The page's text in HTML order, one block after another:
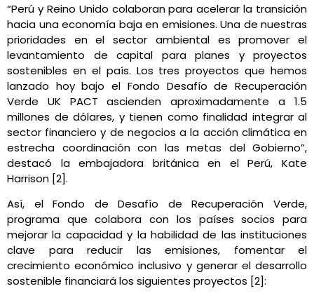
“Perú y Reino Unido colaboran para acelerar la transición
hacia una economía baja en emisiones. Una de nuestras
prioridades en el sector ambiental es promover el
levantamiento de capital para planes y proyectos
sostenibles en el país. Los tres proyectos que hemos
lanzado hoy bajo el Fondo Desafío de Recuperación
Verde UK PACT ascienden aproximadamente a 1.5
millones de dólares, y tienen como finalidad integrar al
sector financiero y de negocios a la acción climática en
estrecha coordinación con las metas del Gobierno”,
destacó la embajadora británica en el Perú, Kate
Harrison [2].
Así, el Fondo de Desafío de Recuperación Verde,
programa que colabora con los países socios para
mejorar la capacidad y la habilidad de las instituciones
clave para reducir las emisiones, fomentar el
crecimiento económico inclusivo y generar el desarrollo
sostenible financiará los siguientes proyectos [2]: